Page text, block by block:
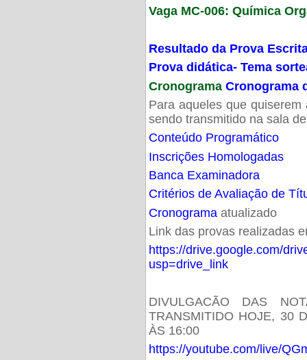
Vaga MC-006: Química
Resultado da Prova
Prova didática- Tema
Cronograma Cronograma
Para aqueles que
sendo transmitido na sala
Conteúdo Programático
Inscrições Homologadas
Banca Examinadora
Critérios de Avaliação de
Cronogramaatualizado
Link das provas realizadas
https://drive.google.com/
usp=drive_link
DIVULGACÃO DAS
TRANSMITIDO HOJE, 30
ÀS 16:00
https://youtube.com/live/